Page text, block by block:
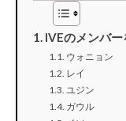
IVEのメンバ
ウォニョン
レイ
ユジン
ガウル